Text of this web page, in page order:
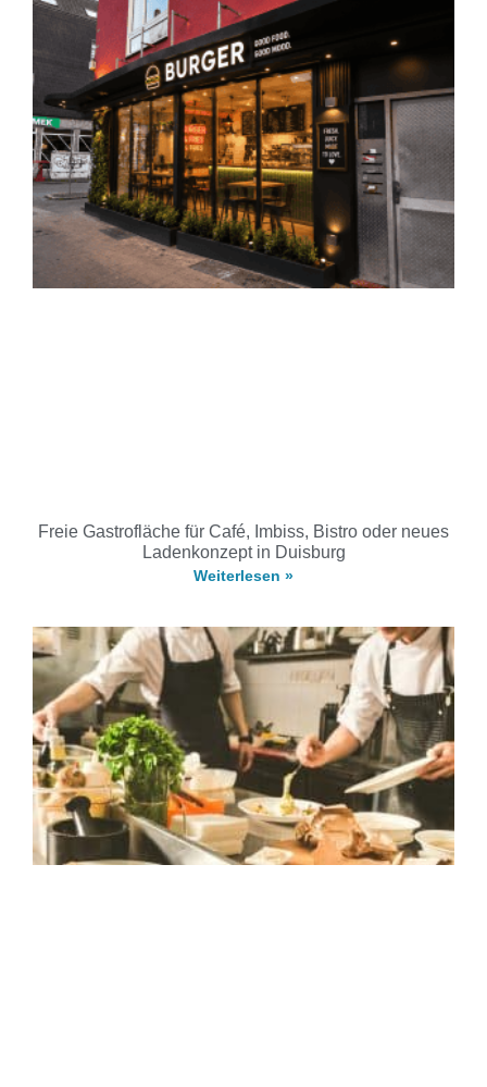
Freie Gastrofläche für Café, Imbiss, Bistro oder neues
Ladenkonzept in Duisburg
Weiterlesen »